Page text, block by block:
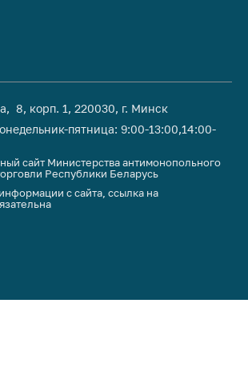
8, корп. 1, 220030, г. Минск
пятница: 9:00-13:00,14:00-
сайт Министерства антимонопольного
Республики Беларусь
с сайта, ссылка на